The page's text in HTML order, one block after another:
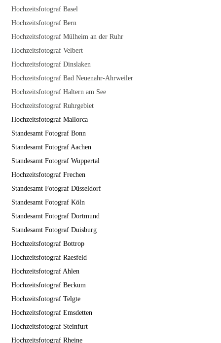
Hochzeitsfotograf Basel
Hochzeitsfotograf Bern
Hochzeitsfotograf Mülheim an der Ruhr
Hochzeitsfotograf Velbert
Hochzeitsfotograf Dinslaken
Hochzeitsfotograf Bad Neuenahr-Ahrweiler
Hochzeitsfotograf Haltern am See
Hochzeitsfotograf Ruhrgebiet
Hochzeitsfotograf Mallorca
Standesamt Fotograf Bonn
Standesamt Fotograf Aachen
Standesamt Fotograf Wuppertal
Hochzeitsfotograf Frechen
Standesamt Fotograf Düsseldorf
Standesamt Fotograf Köln
Standesamt Fotograf Dortmund
Standesamt Fotograf Duisburg
Hochzeitsfotograf Bottrop
Hochzeitsfotograf Raesfeld
Hochzeitsfotograf Ahlen
Hochzeitsfotograf Beckum
Hochzeitsfotograf Telgte
Hochzeitsfotograf Emsdetten
Hochzeitsfotograf Steinfurt
Hochzeitsfotograf Rheine